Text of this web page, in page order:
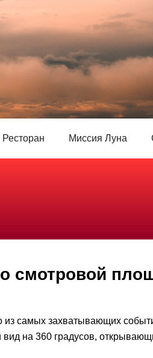
Миссия Луна
смотровой
самых захватывающих
на 360 градусов,